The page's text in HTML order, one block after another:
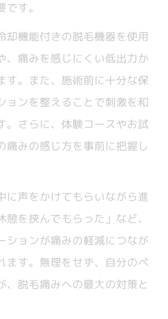
す。
却機能付きの脱毛機器を使用
、痛みを感じにくい低出力か
す。また、施術前に十分な保
ョンを整えることで刺激を和
。さらに、体験コースやお試
痛みの感じ方を事前に把握し
に声をかけてもらいながら進
を挟んでもらった」など、
ションが痛みの軽減につなが
ます。無理をせず、自分のペ
、脱毛痛みへの最大の対策と